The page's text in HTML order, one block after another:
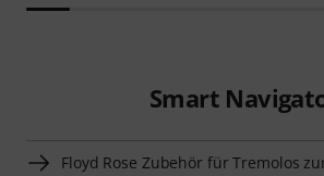
Smart
Floyd Rose Zubehör für Tremolos